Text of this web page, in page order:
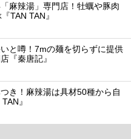
麻辣湯」専門店！牡蠣や豚肉
TAN TAN』
と噂！7mの麺を切らずに提供
『秦唐記』
き！麻辣湯は具材50種から自
』